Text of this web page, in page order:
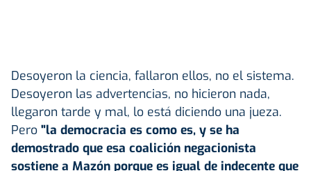
Desoyeron la ciencia, fallaron ellos, no el sistema.
Desoyeron las advertencias, no hicieron nada,
llegaron tarde y mal, lo está diciendo una jueza.
Pero "la democracia es como es, y se ha
demostrado que esa coalición negacionista
sostiene a Mazón porque es igual de indecente que